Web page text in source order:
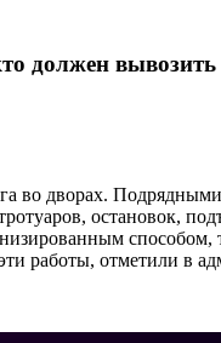
должен
во дворах.
остановок,
работы, отметили в